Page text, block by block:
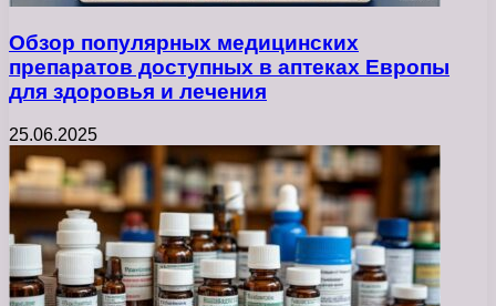
Обзор популярных медицинских
препаратов доступных в аптеках Европы
для здоровья и лечения
25.06.2025